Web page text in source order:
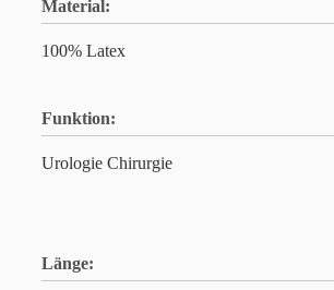
Material:
100% Latex
Funktion:
Urologie Chirurgie
Länge: